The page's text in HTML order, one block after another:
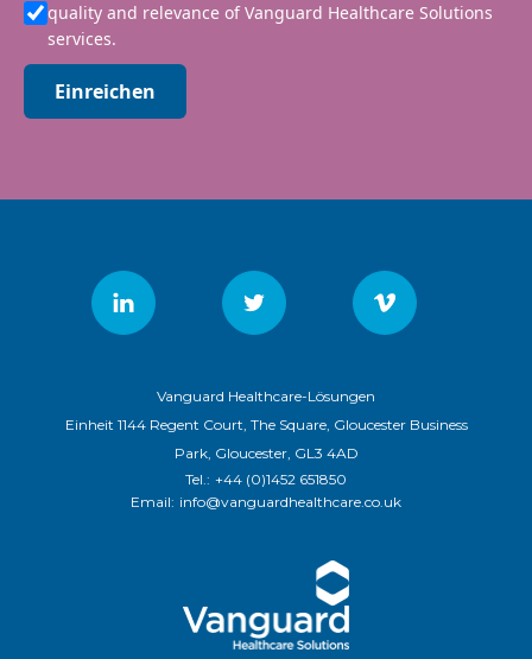
quality and relevance of Vanguard Healthcare Solutions
services.
Einreichen
Vanguard Healthcare-Lösungen
Einheit 1144 Regent Court, The Square, Gloucester Business
Park, Gloucester, GL3 4AD
Tel.: +44 (0)1452 651850
Email: info@vanguardhealthcare.co.uk